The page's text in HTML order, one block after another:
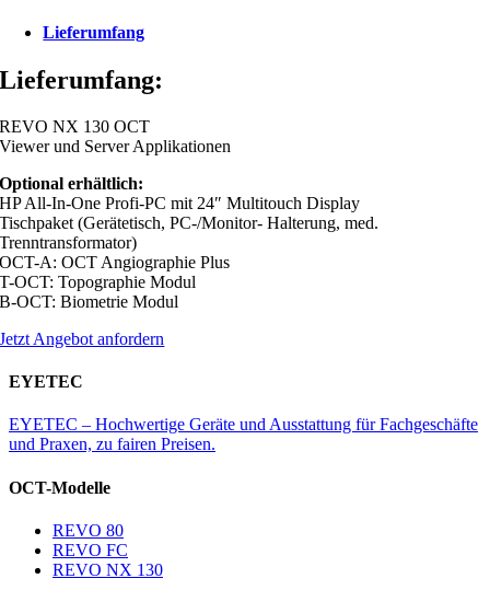
Lieferumfang
Lieferumfang:
REVO NX 130 OCT
Viewer und Server Applikationen
Optional erhältlich:
HP All-In-One Profi-PC mit 24″ Multitouch Display
Tischpaket (Gerätetisch, PC-/Monitor- Halterung, med.
Trenntransformator)
OCT-A: OCT Angiographie Plus
T-OCT: Topographie Modul
B-OCT: Biometrie Modul
Jetzt Angebot anfordern
EYETEC
EYETEC – Hochwertige Geräte und Ausstattung für Fachgeschäfte
und Praxen, zu fairen Preisen.
OCT-Modelle
REVO 80
REVO FC
REVO NX 130